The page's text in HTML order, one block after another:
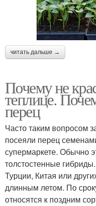
читать дальше →
Почему не
теплице.
перец
Часто таким вопросом
посеяли перец
супермаркете. Обычно
толстостенные
Турции, Китая или
длинным летом. По
относятся к поздним